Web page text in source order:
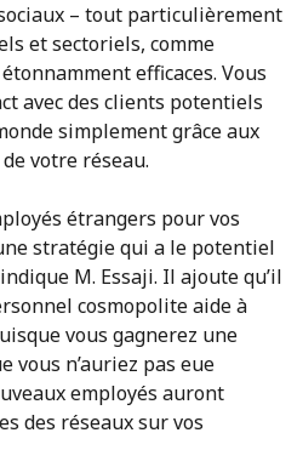
– tout particulièrement
et sectoriels, comme
efficaces. Vous
avec des clients potentiels
simplement grâce aux
votre réseau.
étrangers pour vos
stratégie qui a le potentiel
M. Essaji. Il ajoute qu’il
cosmopolite aide à
vous gagnerez une
vous n’auriez pas eue
employés auront
des réseaux sur vos